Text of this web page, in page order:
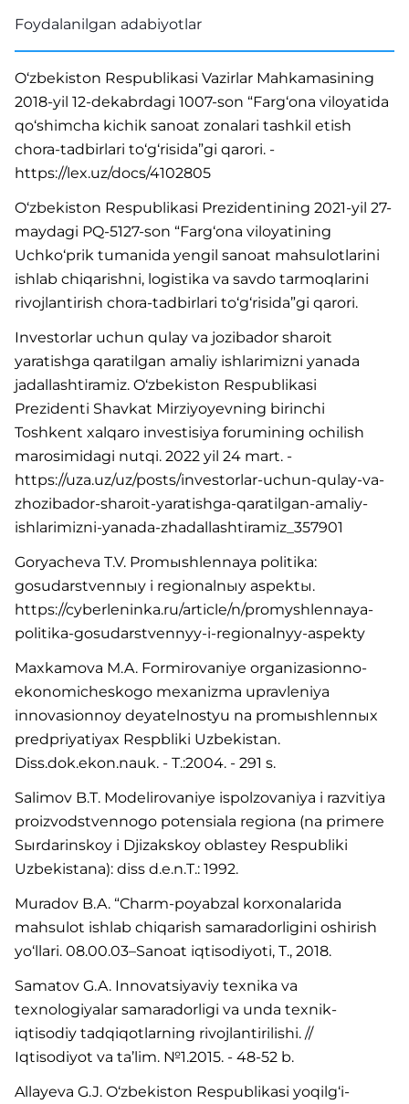
Foydalanilgan adabiyotlar
O‘zbekiston Respublikasi Vazirlar Mahkamasining
2018-yil 12-dekabrdagi 1007-son “Farg‘ona viloyatida
qo‘shimcha kichik sanoat zonalari tashkil etish
chora-tadbirlari to‘g‘risida”gi qarori. -
https://lex.uz/docs/4102805
O‘zbekiston Respublikasi Prezidentining 2021-yil 27-
maydagi PQ-5127-son “Farg‘ona viloyatining
Uchko‘prik tumanida yengil sanoat mahsulotlarini
ishlab chiqarishni, logistika va savdo tarmoqlarini
rivojlantirish chora-tadbirlari to‘g‘risida”gi qarori.
Investorlar uchun qulay va jozibador sharoit
yaratishga qaratilgan amaliy ishlarimizni yanada
jadallashtiramiz. O‘zbekiston Respublikasi
Prezidenti Shavkat Mirziyoyevning birinchi
Toshkent xalqaro investisiya forumining ochilish
marosimidagi nutqi. 2022 yil 24 mart. -
https://uza.uz/uz/posts/investorlar-uchun-qulay-va-
zhozibador-sharoit-yaratishga-qaratilgan-amaliy-
ishlarimizni-yanada-zhadallashtiramiz_357901
Goryacheva T.V. Promыshlennaya politika:
gosudarstvennыy i regionalnыy aspektы.
https://cyberleninka.ru/article/n/promyshlennaya-
politika-gosudarstvennyy-i-regionalnyy-aspekty
Maxkamova M.A. Formirovaniye organizasionno-
ekonomicheskogo mexanizma upravleniya
innovasionnoy deyatelnostyu na promыshlennыx
predpriyatiyax Respbliki Uzbekistan.
Diss.dok.ekon.nauk. - T.:2004. - 291 s.
Salimov B.T. Modelirovaniye ispolzovaniya i razvitiya
proizvodstvennogo potensiala regiona (na primere
Sыrdarinskoy i Djizakskoy oblastey Respubliki
Uzbekistana): diss d.e.n.T.: 1992.
Muradov B.A. “Charm-poyabzal korxonalarida
mahsulot ishlab chiqarish samaradorligini oshirish
yo‘llari. 08.00.03–Sanoat iqtisodiyoti, T., 2018.
Samatov G.A. Innovatsiyaviy texnika va
texnologiyalar samaradorligi va unda texnik-
iqtisodiy tadqiqotlarning rivojlantirilishi. //
Iqtisodiyot va ta’lim. №1.2015. - 48-52 b.
Allayeva G.J. O‘zbekiston Respublikasi yoqilg‘i-